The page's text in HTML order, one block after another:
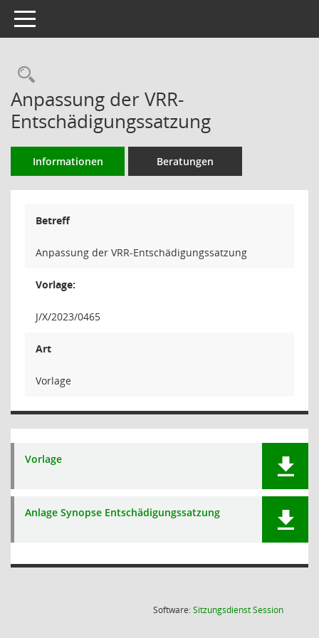
Toggle navigation
Rechercheauswahl
Anpassung der VRR-
Entschädigungssatzung
Informationen Beratungen
Betreff
Anpassung der VRR-Entschädigungssatzung
Vorlage:
J/X/2023/0465
Art
Vorlage
Vorlage
Anlage Synopse Entschädigungssatzung
Software:SitzungsdienstSession(Wird in